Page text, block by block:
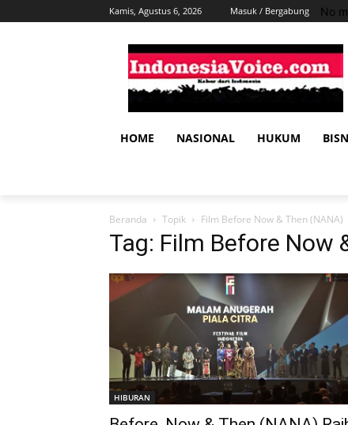
Kamis, Agustus 6, 2026 Masuk / Bergabung No
HOME NASIONAL HUKUM
Beranda Topik Film Before Now & Then (NANA)
Tag: Film Before Now
HIBURAN